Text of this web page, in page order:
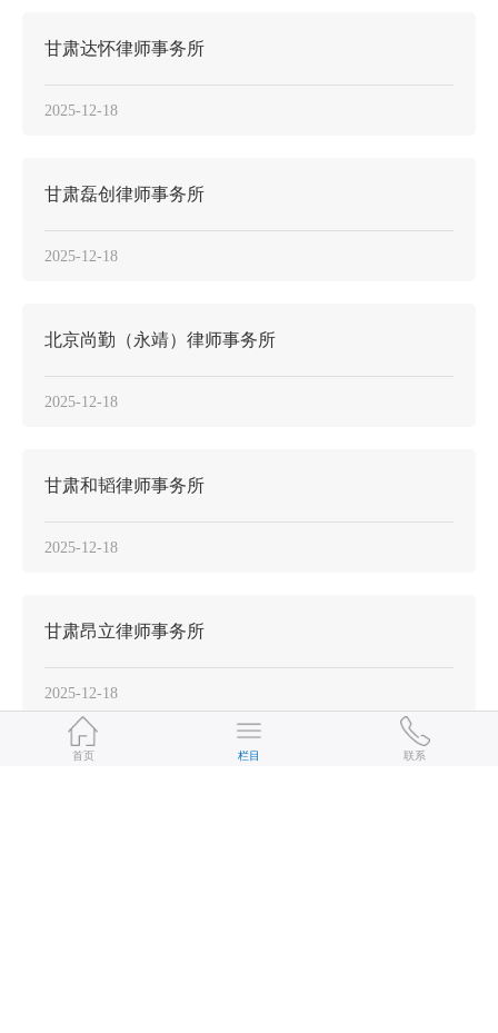
甘肃达怀律师事务所
2025-12-18
甘肃磊创律师事务所
2025-12-18
北京尚勤（永靖）律师事务所
2025-12-18
甘肃和韬律师事务所
2025-12-18
甘肃昂立律师事务所
2025-12-18
首页 栏目 联系